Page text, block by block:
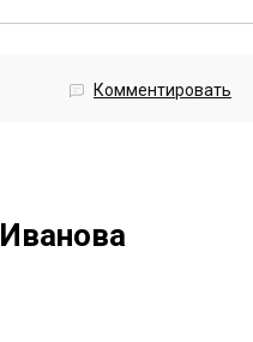
Комментировать